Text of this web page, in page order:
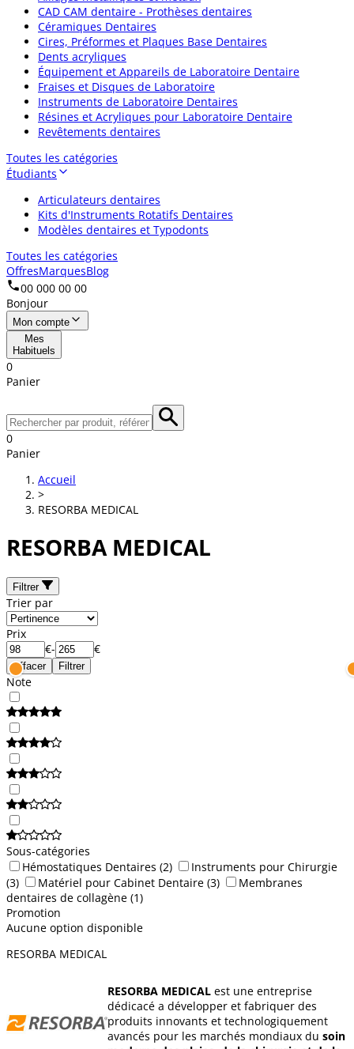
CAD CAM dentaire - Prothèses dentaires
Céramiques Dentaires
Cires, Préformes et Plaques Base Dentaires
Dents acryliques
Équipement et Appareils de Laboratoire Dentaire
Fraises et Disques de Laboratoire
Instruments de Laboratoire Dentaires
Résines et Acryliques pour Laboratoire Dentaire
Revêtements dentaires
Toutes les catégories
Étudiants
Articulateurs dentaires
Kits d'Instruments Rotatifs Dentaires
Modèles dentaires et Typodonts
Toutes les catégories
OffresMarquesBlog
00 000 00 00
Bonjour
Mon compte
Mes
Habituels
0
Panier
0
Panier
Accueil
>
RESORBA MEDICAL
RESORBA MEDICAL
Filtrer
Trier par
Prix
€- €
Effacer Filtrer
Note
Sous-catégories
Hémostatiques Dentaires (2)
Instruments pour Chirurgie
(3)
Matériel pour Cabinet Dentaire (3)
Membranes
dentaires de collagène (1)
Promotion
Aucune option disponible
RESORBA MEDICAL
RESORBA MEDICAL est une entreprise
dédicacé a développer et fabriquer des
produits innovants et technologiquement
avancés pour les marchés mondiaux du soin